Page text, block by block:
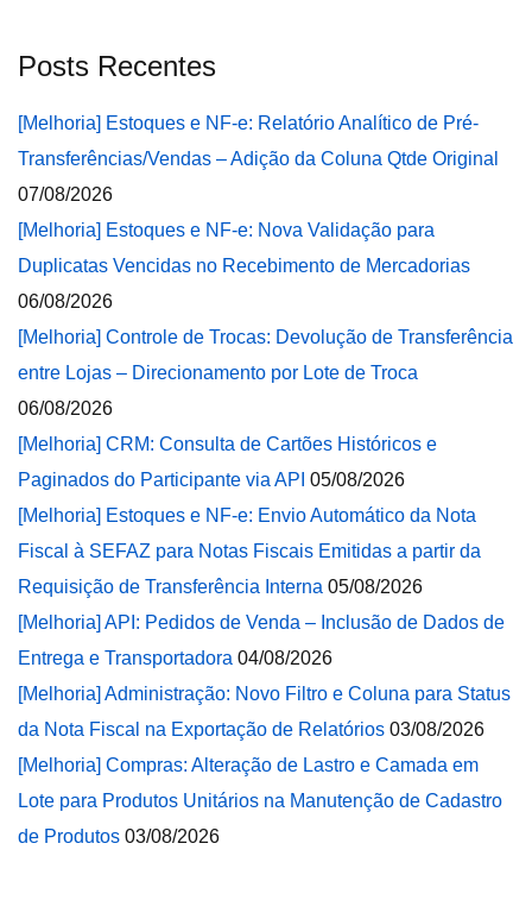
Posts Recentes
[Melhoria] Estoques e NF-e: Relatório Analítico de Pré-
Transferências/Vendas – Adição da Coluna Qtde Original
07/08/2026
[Melhoria] Estoques e NF-e: Nova Validação para
Duplicatas Vencidas no Recebimento de Mercadorias
06/08/2026
[Melhoria] Controle de Trocas: Devolução de Transferência
entre Lojas – Direcionamento por Lote de Troca
06/08/2026
[Melhoria] CRM: Consulta de Cartões Históricos e
Paginados do Participante via API 05/08/2026
[Melhoria] Estoques e NF-e: Envio Automático da Nota
Fiscal à SEFAZ para Notas Fiscais Emitidas a partir da
Requisição de Transferência Interna 05/08/2026
[Melhoria] API: Pedidos de Venda – Inclusão de Dados de
Entrega e Transportadora 04/08/2026
[Melhoria] Administração: Novo Filtro e Coluna para Status
da Nota Fiscal na Exportação de Relatórios 03/08/2026
[Melhoria] Compras: Alteração de Lastro e Camada em
Lote para Produtos Unitários na Manutenção de Cadastro
de Produtos 03/08/2026